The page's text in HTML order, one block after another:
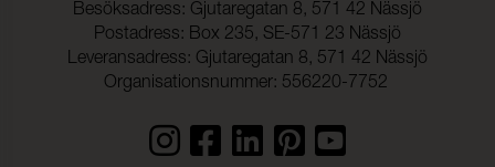
Besöksadress: Gjutaregatan 8, 571 42 Nässjö
Postadress: Box 235, SE-571 23 Nässjö
Leveransadress: Gjutaregatan 8, 571 42 Nässjö
Organisationsnummer: 556220-7752